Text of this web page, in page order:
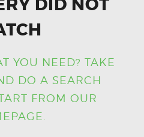
DID NOT
YOU NEED? TAKE
DO A SEARCH
FROM OUR
.